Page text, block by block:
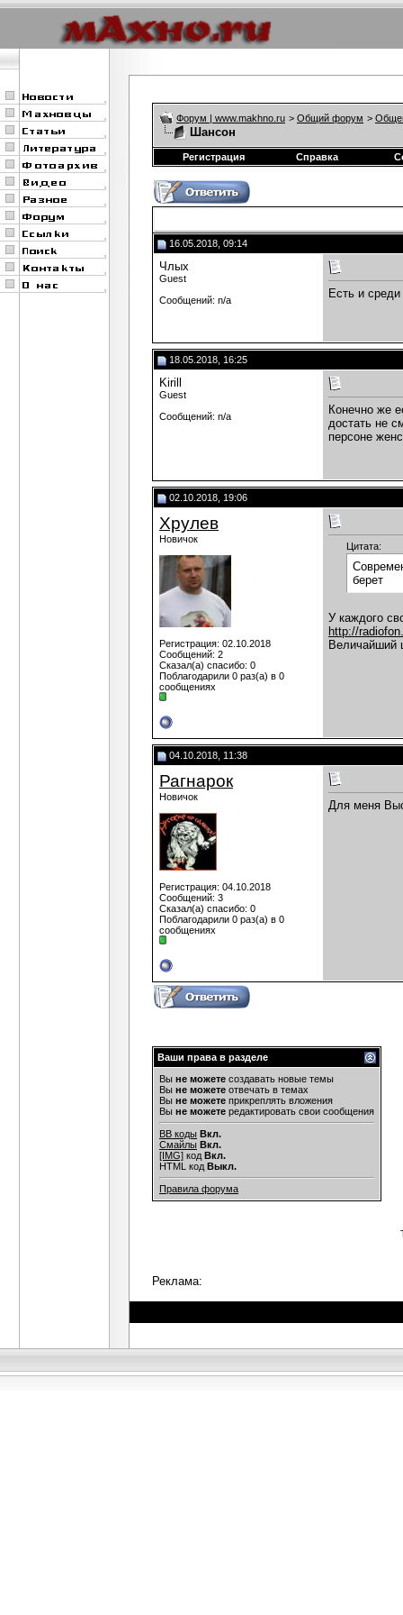
Форум | www.makhno.ru > Общий форум >
Шансон
Регистрация Справка
16.05.2018, 09:14
Члых
Guest
Сообщений: n/a
Есть и
18.05.2018, 16:25
Kirill
Guest
Сообщений: n/a
Конечно же
достать не
персоне
02.10.2018, 19:06
Хрулев
Новичок
Регистрация: 02.10.2018
Сообщений: 2
Сказал(а) спасибо: 0
Поблагодарили 0 раз(а) в 0
сообщениях
Цитата:
берет
У каждого
http://
Величайший
04.10.2018, 11:38
Рагнарок
Новичок
Регистрация: 04.10.2018
Сообщений: 3
Сказал(а) спасибо: 0
Поблагодарили 0 раз(а) в 0
сообщениях
Для меня
Ваши права в разделе
Вы не можете создавать новые темы
Вы не можете отвечать в темах
Вы не можете прикреплять вложения
Вы не можете редактировать свои сообщения
BB коды Вкл.
Смайлы Вкл.
[IMG] код Вкл.
HTML код Выкл.
Правила форума
Реклама: